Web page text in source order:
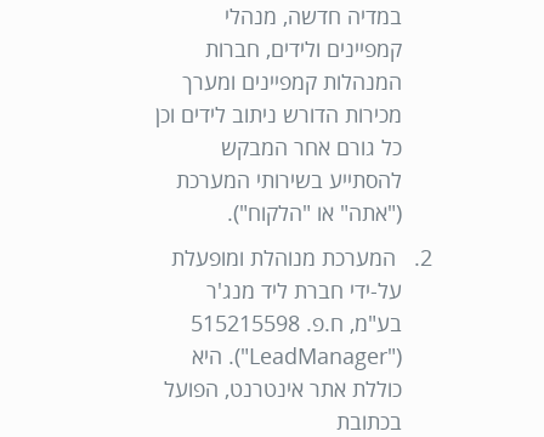
במדיה חדשה, מנהלי
קמפיינים ולידים, חברות
המנהלות קמפיינים ומערך
מכירות הדורש ניתוב לידים וכן
כל גורם אחר המבקש
להסתייע בשירותי המערכת
("אתה" או "הלקוח").
המערכת מנוהלת ומופעלת
על-ידי חברת ליד מנג'ר
בע"מ, ח.פ. 515215598
("
LeadManager"). היא
כוללת אתר אינטרנט, הפועל
בכתובת